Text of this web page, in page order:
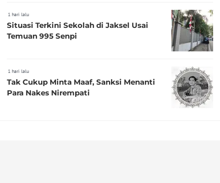
1 hari lalu
Situasi Terkini Sekolah di Jaksel Usai
Temuan 995 Senpi
1 hari lalu
Tak Cukup Minta Maaf, Sanksi Menanti
Para Nakes Nirempati